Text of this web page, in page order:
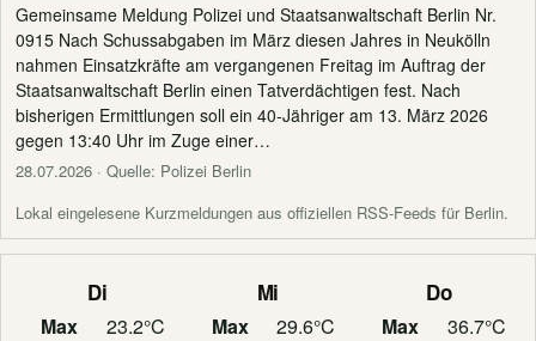
Gemeinsame Meldung Polizei und Staatsanwaltschaft Berlin Nr.
0915 Nach Schussabgaben im März diesen Jahres in Neukölln
nahmen Einsatzkräfte am vergangenen Freitag im Auftrag der
Staatsanwaltschaft Berlin einen Tatverdächtigen fest. Nach
bisherigen Ermittlungen soll ein 40-Jähriger am 13. März 2026
gegen 13:40 Uhr im Zuge einer…
28.07.2026 · Quelle: Polizei Berlin
Lokal eingelesene Kurzmeldungen aus offiziellen RSS-Feeds für Berlin.
Di
Max
23.2°C
Mi
Max
29.6°C
Do
Max
36.7°C